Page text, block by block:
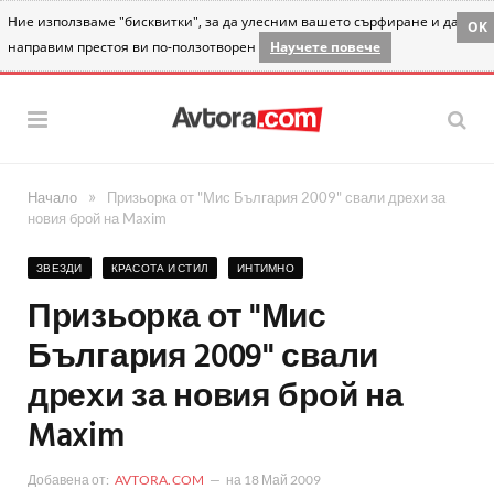
Ние използваме "бисквитки", за да улесним вашето сърфиране и да
направим престоя ви по-ползотворен
Научете повече
OK
Начало »
Призьорка от "Мис България 2009" свали дрехи за
новия брой на Maxim
ЗВЕЗДИ КРАСОТА И СТИЛ ИНТИМНО
Призьорка от "Мис
България 2009" свали
дрехи за новия брой на
Maxim
Добавена от: AVTORA.COM на 18 Май 2009